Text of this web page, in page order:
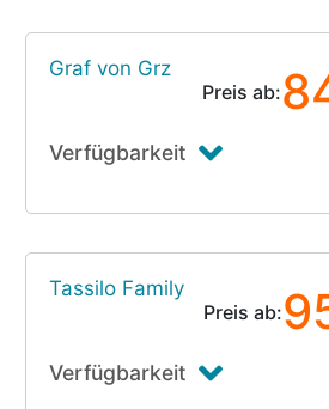
Graf von Grz
Preis ab:
Verfügbarkeit
Tassilo Family
Preis ab:
Verfügbarkeit